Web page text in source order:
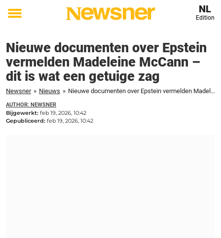
Toggle
NL
Edition
Nieuwe documenten over Epstein
vermelden Madeleine McCann –
dit is wat een getuige zag
Newsner » Nieuws » Nieuwe documenten over Epstein vermelden Madeleine McCann – dit is wat een getuige zag
AUTHOR: NEWSNER
Bijgewerkt: feb 19, 2026, 10:42
Gepubliceerd: feb 19, 2026, 10:42